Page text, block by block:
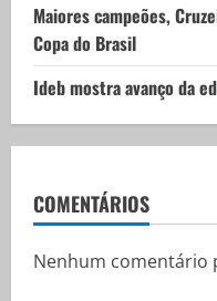
Maiores campeões,
Copa do Brasil
Ideb mostra avanço da
COMENTÁRIOS
Nenhum comentário